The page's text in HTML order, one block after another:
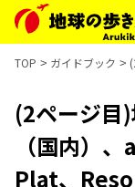
TOP ガイドブック
(2ページ目
（国内）
Plat、